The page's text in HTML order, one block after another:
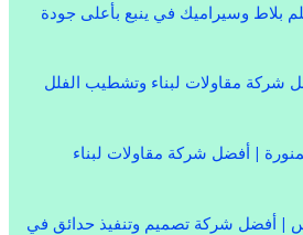
بلاط وسيراميك في ينبع بأعلى جودة
شركة مقاولات لبناء وتشطيب الفلل
| أفضل شركة مقاولات لبناء
| أفضل شركة تصميم وتنفيذ حدائق في